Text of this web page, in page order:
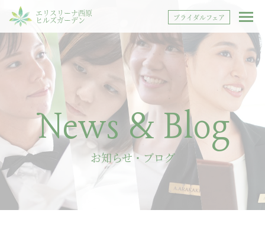
エリスリーナ西原
ヒルズガーデン ブライダルフェア
News & Blog
お知らせ・ブログ